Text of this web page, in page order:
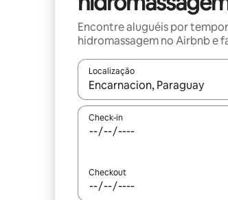
Encontre aluguéis por
hidromassagem no Airbnb e
Localização
Quando os resultados
Check-in
Checkout